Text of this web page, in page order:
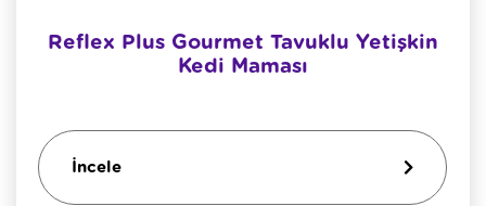
Reflex Plus Gourmet Tavuklu Yetişkin
Kedi Maması
İncele